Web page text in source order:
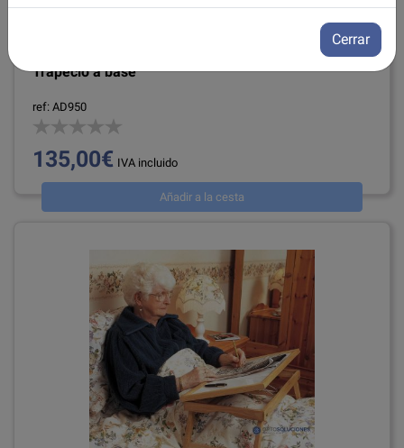
Trapecio a base
ref: AD950
135,00€ IVA incluido
Añadir a la cesta
Cerrar